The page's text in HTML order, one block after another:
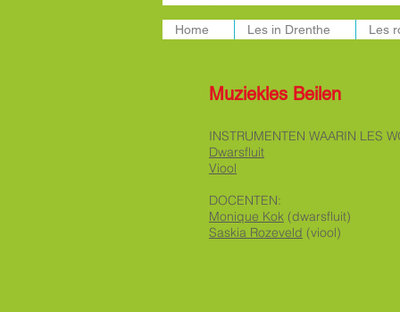
Home Les in Drenthe Les
Muziekles Beilen
INSTRUMENTEN WAARIN LES
​Dwarsfluit
Viool
DOCENTEN:
Monique Kok (dwarsfluit)
Saskia Rozeveld (viool)